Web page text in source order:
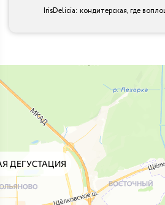
IrisDelicia: кондитерская, где